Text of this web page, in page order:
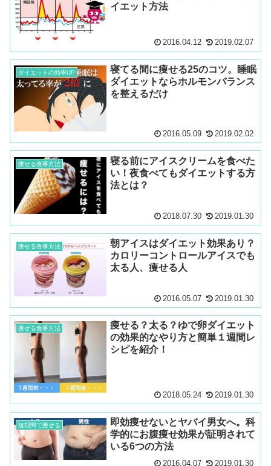
イエット方法
2016.04.12 2019.02.07
ダイエットの効率UP
寝てる間に痩せる25のコツ。睡眠
ダイエットならホルモンバランス
を整えるだけ
2016.05.09 2019.02.02
痩せる食事方法
寝る前にアイスクリームを食べた
い！夜食べてもダイエットする方
法とは？
2018.07.30 2019.01.30
痩せる食事方法
朝アイスはダイエット効果あり？
カロリーコントロールアイスでも
太る人、痩せる人
2016.05.07 2019.01.30
痩せる食事方法
痩せる？太る？ゆで卵ダイエット
の効果的なやり方と簡単１週間レ
シピを紹介！
2018.05.24 2019.01.30
短期間で痩せる
即効痩せないとヤバイ男女へ。科
学的にお腹痩せ効果が証明されて
いる6つの方法
2016.04.07 2019.01.30